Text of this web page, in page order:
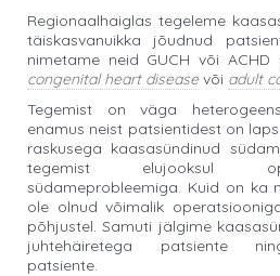
Regionaalhaiglas tegeleme
täiskasvanuikka jõudnud
nimetame neid GUCH või ACHD
congenital heart diseasevõi adult
Tegemist on väga
enamus neist patsientidest on
raskusega kaasasündinud
tegemist elujooksul
südameprobleemiga. Kuid on ka
ole olnud võimalik
põhjustel. Samuti jälgime
juhtehäiretega patsiente
patsiente.